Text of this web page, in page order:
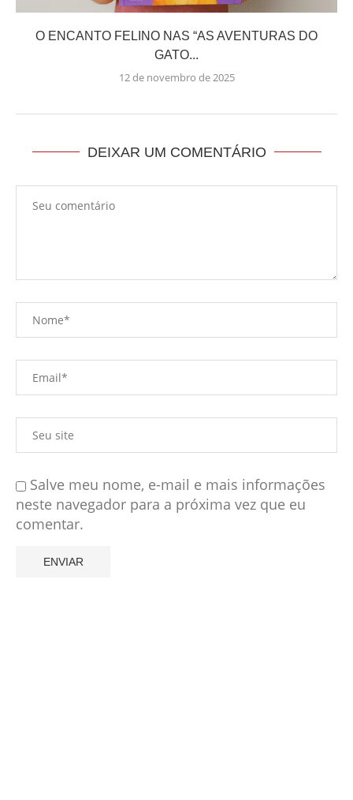
O ENCANTO FELINO NAS “AS AVENTURAS DO
GATO...
12 de novembro de 2025
DEIXAR UM COMENTÁRIO
Salve meu nome, e-mail e mais informações
neste navegador para a próxima vez que eu
comentar.